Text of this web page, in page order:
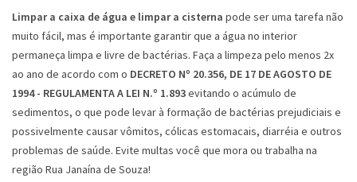
Limpar a caixa de água e limpar a cisterna pode ser uma tarefa não
muito fácil, mas é importante garantir que a água no interior
permaneça limpa e livre de bactérias. Faça a limpeza pelo menos 2x
ao ano de acordo com o DECRETO Nº 20.356, DE 17 DE AGOSTO DE
1994 - REGULAMENTA A LEI N.º 1.893evitando o acúmulo de
sedimentos, o que pode levar à formação de bactérias prejudiciais e
possivelmente causar vômitos, cólicas estomacais, diarréia e outros
problemas de saúde. Evite multas você que mora ou trabalha na
região Rua Janaína de Souza!